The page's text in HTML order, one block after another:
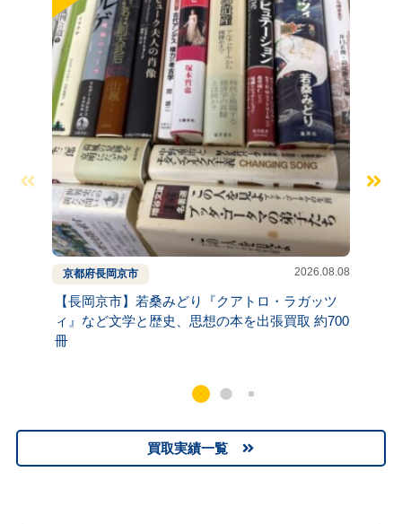
京都府長岡京市 2026.08.08
【長岡京市】若桑みどり『クアトロ・ラガッツ
ィ』など文学と歴史、思想の本を出張買取 約700
冊
買取実績一覧